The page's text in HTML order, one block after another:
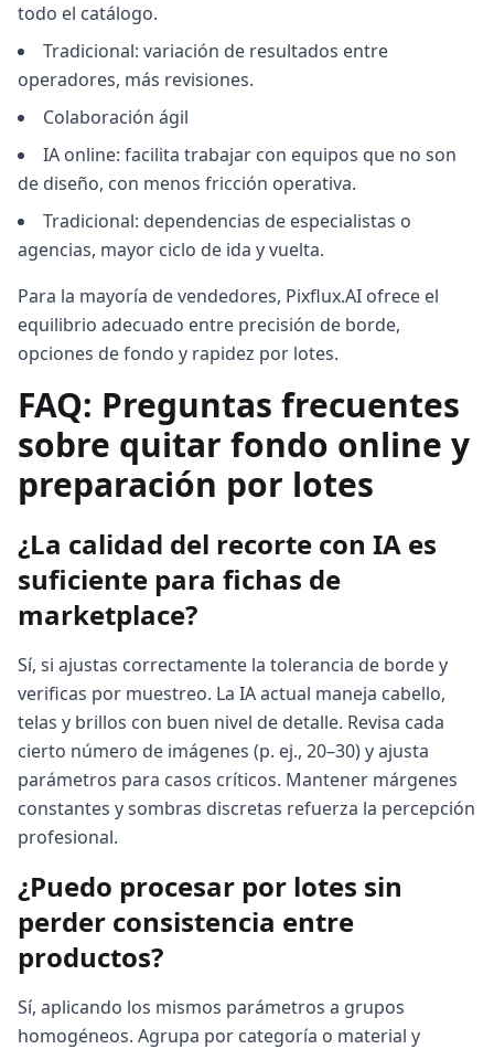
todo el catálogo.
Tradicional: variación de resultados entre
operadores, más revisiones.
Colaboración ágil
IA online: facilita trabajar con equipos que no son
de diseño, con menos fricción operativa.
Tradicional: dependencias de especialistas o
agencias, mayor ciclo de ida y vuelta.
Para la mayoría de vendedores, Pixflux.AI ofrece el
equilibrio adecuado entre precisión de borde,
opciones de fondo y rapidez por lotes.
FAQ: Preguntas frecuentes
sobre quitar fondo online y
preparación por lotes
¿La calidad del recorte con IA es
suficiente para fichas de
marketplace?
Sí, si ajustas correctamente la tolerancia de borde y
verificas por muestreo. La IA actual maneja cabello,
telas y brillos con buen nivel de detalle. Revisa cada
cierto número de imágenes (p. ej., 20–30) y ajusta
parámetros para casos críticos. Mantener márgenes
constantes y sombras discretas refuerza la percepción
profesional.
¿Puedo procesar por lotes sin
perder consistencia entre
productos?
Sí, aplicando los mismos parámetros a grupos
homogéneos. Agrupa por categoría o material y